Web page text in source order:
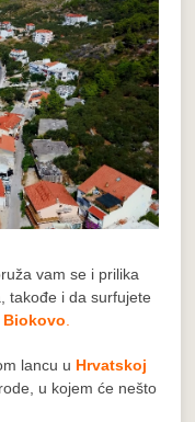
vam se i prilika
takođe i da surfujete
Biokovo.
lancu u Hrvatskoj
u kojem će nešto